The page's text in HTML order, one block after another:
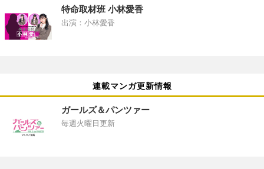
特命取材班 小林愛香
出演：小林愛香
連載マンガ更新情報
ガールズ＆パンツァー
毎週火曜日更新